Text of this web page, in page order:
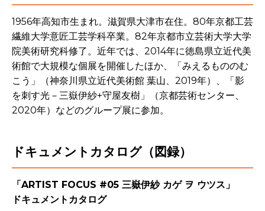
1956年高知市生まれ。滋賀県大津市在住。80年京都工芸
繊維大学意匠工芸学科卒業。82年京都市立芸術大学大学
院美術研究科修了。近年では、 2014年に徳島県立近代美
術館で大規模な個展を開催したほか、「みえるもののむ
こう」（神奈川県立近代美術館 葉山、 2019年）、「影
を刺す光－三嶽伊紗+守屋友樹」（京都芸術センター、
2020年）などのグループ展に参加。
ドキュメントカタログ（図録）
「ARTIST FOCUS #05 三嶽伊紗 カゲ ヲ ウツス」
ドキュメントカタログ